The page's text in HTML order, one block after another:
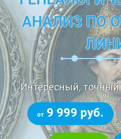
АНАЛИЗ ПО
Интересный,
от 9 999 руб.